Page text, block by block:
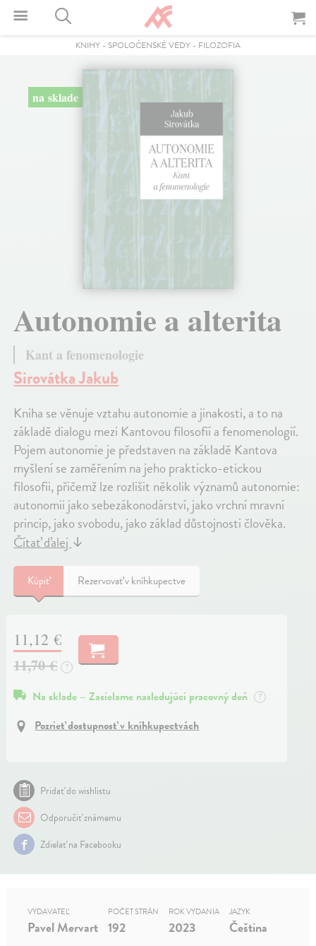
KNIHY - SPOLOČENSKÉ VEDY - FILOZOFIA
na sklade
Autonomie a alterita
Kant a fenomenologie
Sirovátka Jakub
Kniha se věnuje vztahu autonomie a jinakosti, a to na
základě dialogu mezi Kantovou filosofií a fenomenologií.
Pojem autonomie je představen na základě Kantova
myšlení se zaměřením na jeho prakticko-etickou
filosofii, přičemž lze rozlišit několik významů autonomie:
autonomii jako sebezákonodárství, jako vrchní mravní
princip, jako svobodu, jako základ důstojnosti člověka.
Čítať ďalej↓
Kúpiť Rezervovať v kníhkupectve
11,12 €
11,70 €
?
Na sklade – Zasielame nasledujúci pracovný deň ?
Pozrieť dostupnosť v kníhkupectvách
Pridať do wishlistu
Odporučiť známemu
Zdielať na Facebooku
VYDAVATEĽ
Pavel Mervart
POČET STRÁN
192
ROK VYDANIA
2023
JAZYK
Čeština